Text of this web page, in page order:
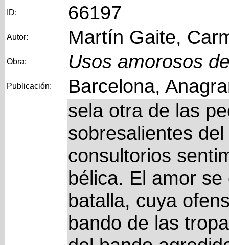
ID: 66197
Autor: Martín Gaite,
Obra: Usos amorosos
Publicación: Barcelona,
sela otra de las
sobresalientes
consultorios
bélica. El amor
batalla, cuya
bando de las